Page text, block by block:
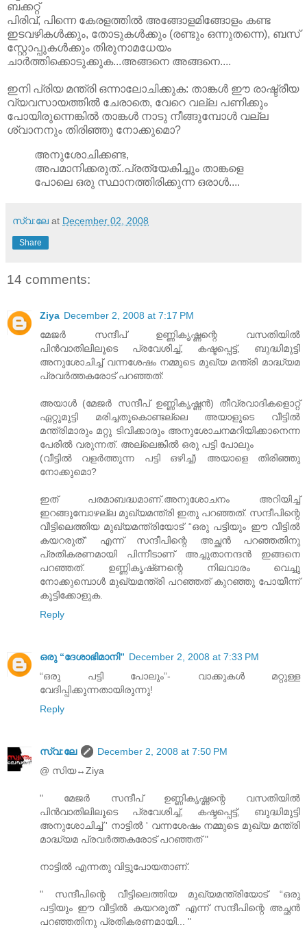
ബക്കറ്റ്‌
പിരിവ്‌, പിന്നെ കേരളത്തില്‍ അങ്ങോളമിങ്ങോളം കണ്ട
ഇടവഴികള്‍ക്കും, തോടുകള്‍ക്കും (രണ്ടും ഒന്നുതന്നെ), ബസ്‌
സ്റ്റോപ്പുകള്‍ക്കും തിരുനാമധേയം
ചാര്‍ത്തിക്കൊടുക്കുക...അങ്ങനെ അങ്ങനെ....
ഇനി പ്രിയ മന്ത്രി ഒന്നാലോചിക്കുക: താങ്കള്‍ ഈ രാഷ്ട്രീയ
വ്യവസായത്തില്‍ ചേരാതെ, വേറെ വല്ല പണിക്കും
പോയിരുന്നെങ്കില്‍ താങ്കള്‍ നാടു നീങ്ങുമ്പോള്‍ വല്ല
ശ്വാനനും തിരിഞ്ഞു നോക്കുമൊ?
അനുശോചിക്കണ്ട,
അപമാനിക്കരുത്‌..പ്രത്യേകിച്ചും താങ്കളെ
പോലെ ഒരു സ്ഥാനത്തിരിക്കുന്ന ഒരാള്‍....
സ്വ:ലേ at December 02, 2008
Share
14 comments:
Ziya December 2, 2008 at 7:17 PM
മേജര്‍ സന്ദീപ്‌ ഉണ്ണികൃഷ്ണന്റെ വസതിയില്‍
പിന്‍വാതിലിലൂടെ പ്രവേശിച്ച്‌, കഷ്ടപ്പെട്ട്‌, ബുദ്ധിമുട്ടി
അനുശോചിച്ച്‌ വന്നശേഷം നമ്മുടെ മുഖ്യ മന്ത്രി മാദ്ധ്യമ
പ്രവര്‍ത്തകരോട്‌ പറഞ്ഞത്‌:
അയാള്‍ (മേജര്‍ സന്ദീപ്‌ ഉണ്ണികൃഷ്ണന്‍) തീവ്രവാദികളൊറ്റ്‌
ഏറ്റുമുട്ടി മരിച്ചതുകൊണ്ടല്ലെ അയാളുടെ വീട്ടില്‍
മന്ത്രിമാരും മറ്റു ടിവിക്കാരും അനുശോചനമറിയിക്കാനെന്ന
പേരില്‍ വരുന്നത്‌. അല്ലെങ്കില്‍ ഒരു പട്ടി പോലും
(വീട്ടില്‍ വളര്‍ത്തുന്ന പട്ടി ഒഴിച്ച്‌) അയാളെ തിരിഞ്ഞു
നോക്കുമൊ?
ഇത് പരമാബദ്ധമാണ്.അനുശോചനം അറിയിച്ച്
ഇറങ്ങുമ്പോഴല്ല മുഖ്യമന്ത്രി ഇതു പറഞ്ഞത്. സന്ദീപിന്റെ
വീട്ടിലെത്തിയ മുഖ്യമന്ത്രിയോട് “ഒരു പട്ടിയും ഈ വീട്ടില്‍
കയറരുത്” എന്ന് സന്ദീപിന്റെ അച്ഛന്‍ പറഞ്ഞതിനു
പ്രതികരണമായി പിന്നീടാണ് അച്ചുതാ‍നന്ദന്‍ ഇങ്ങനെ
പറഞ്ഞത്. ഉണ്ണികൃഷ്‌ണന്റെ നിലവാരം വെച്ചു
നോക്കുമ്പൊള്‍ മുഖ്യമന്ത്രി പറഞ്ഞത് കുറഞ്ഞു പോയീന്ന്
കൂട്ടിക്കോളുക.
Reply
ഒരു “ദേശാഭിമാനി” December 2, 2008 at 7:33 PM
“ഒരു പട്ടി പോലും”- വാക്കുകള്‍ മറ്റുള്ള
വേദിപ്പിക്കുന്നതായിരുന്നു!
Reply
സ്വ:ലേ
December 2, 2008 at 7:50 PM
@ സിയ↔Ziya
" മേജര്‍ സന്ദീപ്‌ ഉണ്ണികൃഷ്ണന്റെ വസതിയില്‍
പിന്‍വാതിലിലൂടെ പ്രവേശിച്ച്‌, കഷ്ടപ്പെട്ട്‌, ബുദ്ധിമുട്ടി
അനുശോചിച്ച്‌ ' നാട്ടില്‍ ' വന്നശേഷം നമ്മുടെ മുഖ്യ മന്ത്രി
മാദ്ധ്യമ പ്രവര്‍ത്തകരോട്‌ പറഞ്ഞത്‌ "
നാട്ടില്‍ എന്നതു വിട്ടുപോയതാണ്‌.
" സന്ദീപിന്റെ വീട്ടിലെത്തിയ മുഖ്യമന്ത്രിയോട് “ഒരു
പട്ടിയും ഈ വീട്ടില്‍ കയറരുത്” എന്ന് സന്ദീപിന്റെ അച്ഛന്‍
പറഞ്ഞതിനു പ്രതികരണമായി... "